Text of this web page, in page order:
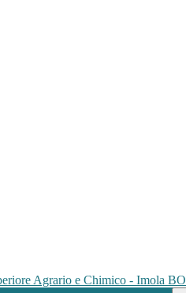
Agrario e Chimico - Imola BO